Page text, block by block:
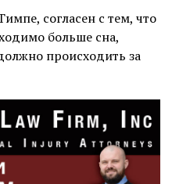
согласен с тем, что
больше сна,
происходить за